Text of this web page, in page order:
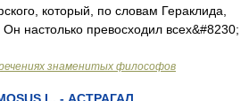
который, по словам Гераклида,
настолько превосходил всех&#8230;
знаменитых философов